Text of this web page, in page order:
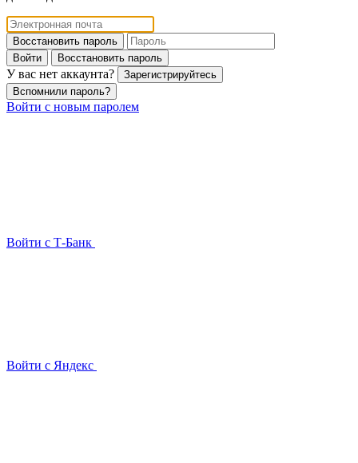
Восстановить пароль
Войти
Восстановить пароль
У вас нет аккаунта?
Зарегистрируйтесь
Вспомнили пароль?
Войти с новым паролем
Войти с Т-Банк
Войти с Яндекс